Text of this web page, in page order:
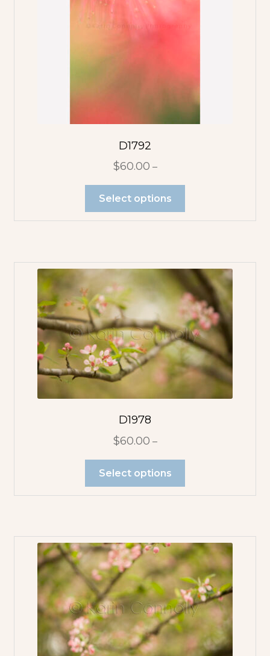
D1792
$60.00 –
Select options
D1978
$60.00 –
Select options